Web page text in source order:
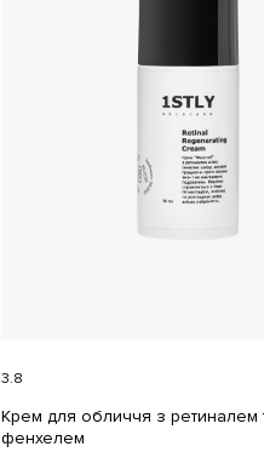
3.8
Крем для обличчя з ретиналем
фенхелем